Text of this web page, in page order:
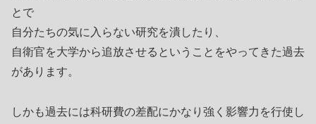
とで
自分たちの気に入らない研究を潰したり、
自衛官を大学から追放させるということをやってきた過去
があります。
しかも過去には科研費の差配にかなり強く影響力を行使し